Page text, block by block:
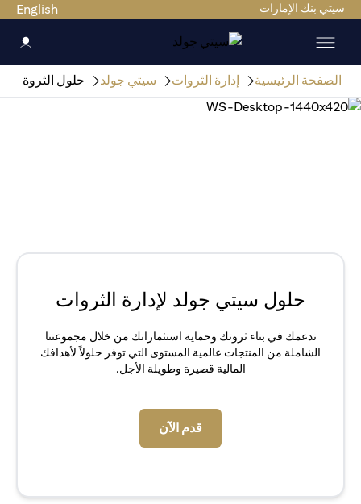
سيتي بنك الإمارات English
الصفحة الرئيسية إدارة الثروات سيتي جولد حلول الثروة
حلول سيتي جولد لإدارة الثروات
ندعمك في بناء ثروتك وحماية استثماراتك من خلال مجموعتنا
الشاملة من المنتجات عالمية المستوى التي توفر حلولاً لأهدافك
المالية قصيرة وطويلة الأجل.
قدم الآن